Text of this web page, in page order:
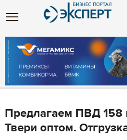
Предлагаем ПВД 158
Твери оптом.